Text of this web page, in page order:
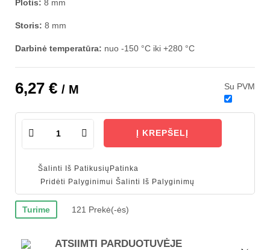
Plotis: 8 mm
Storis: 8 mm
Darbinė temperatūra: nuo -150 °C iki +280 °C
6,27 € / M Su PVM
Į KREPŠELĮ
Šalinti Iš Patikusių Patinka
Pridėti Palyginimui Šalinti Iš Palyginimų
Turime 121 Prekė(-ės)
ATSIIMTI PARDUOTUVĖJE